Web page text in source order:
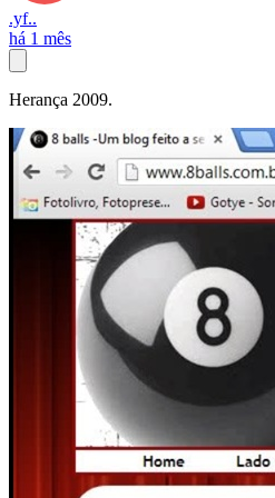
.yf..
há 1 mês
Herança 2009.